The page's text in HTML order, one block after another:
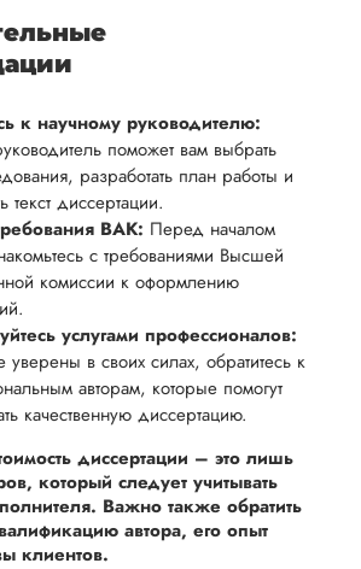
к научному руководителю:
поможет вам выбрать
разработать план работы и
текст диссертации.
ВАК: Перед началом
с требованиями Высшей
комиссии к оформлению
услугами профессионалов:
уверены в своих силах, обратитесь к
авторам, которые помогут
качественную диссертацию.
диссертации – это лишь
который следует учитывать
Важно также обратить
автора, его опыт
клиентов.